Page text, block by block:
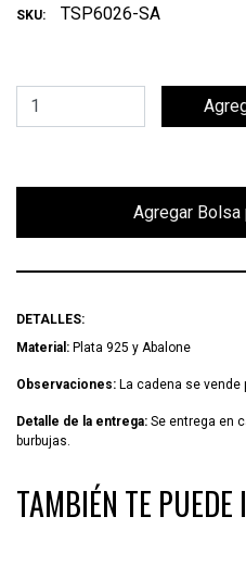
SKU: TSP6026-SA
DETALLES:
Material: Plata 925 y Abalone
Observaciones: La cadena se vende
Detalle de la entrega: Se entrega en
burbujas.
TAMBIÉN TE PUEDE